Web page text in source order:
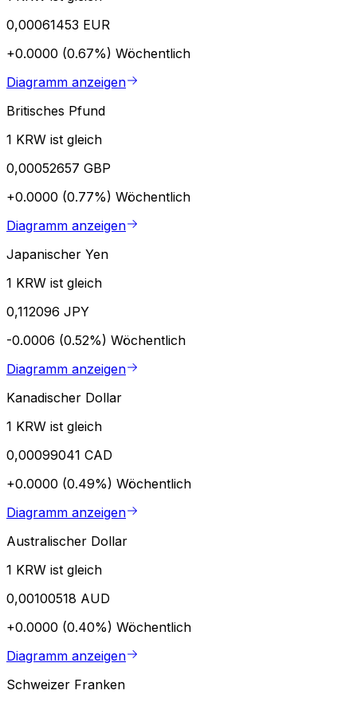
0,00061453 EUR
+0.0000 (0.67%) Wöchentlich
Diagramm anzeigen
Britisches Pfund
1 KRW ist gleich
0,00052657 GBP
+0.0000 (0.77%) Wöchentlich
Diagramm anzeigen
Japanischer Yen
1 KRW ist gleich
0,112096 JPY
-0.0006 (0.52%) Wöchentlich
Diagramm anzeigen
Kanadischer Dollar
1 KRW ist gleich
0,00099041 CAD
+0.0000 (0.49%) Wöchentlich
Diagramm anzeigen
Australischer Dollar
1 KRW ist gleich
0,00100518 AUD
+0.0000 (0.40%) Wöchentlich
Diagramm anzeigen
Schweizer Franken